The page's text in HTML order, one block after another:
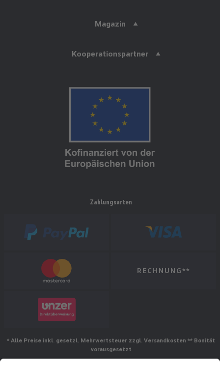
Magazin
Kooperationspartner
Zahlungsarten
RECHNUNG**
* Alle Preise inkl. gesetzl. Mehrwertsteuer zzgl. Versandkosten ** Bonität
vorausgesetzt